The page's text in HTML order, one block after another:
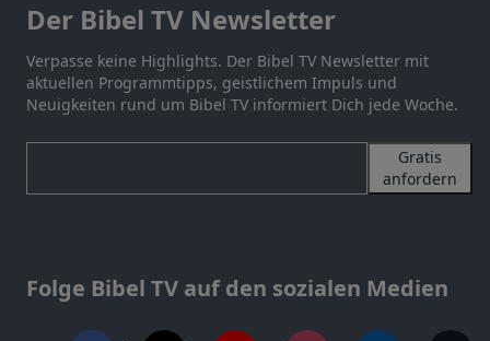
Der Bibel TV Newsletter
Verpasse keine Highlights. Der Bibel TV Newsletter mit
aktuellen Programmtipps, geistlichem Impuls und
Neuigkeiten rund um Bibel TV informiert Dich jede Woche.
Gratis
anfordern
Folge Bibel TV auf den sozialen Medien